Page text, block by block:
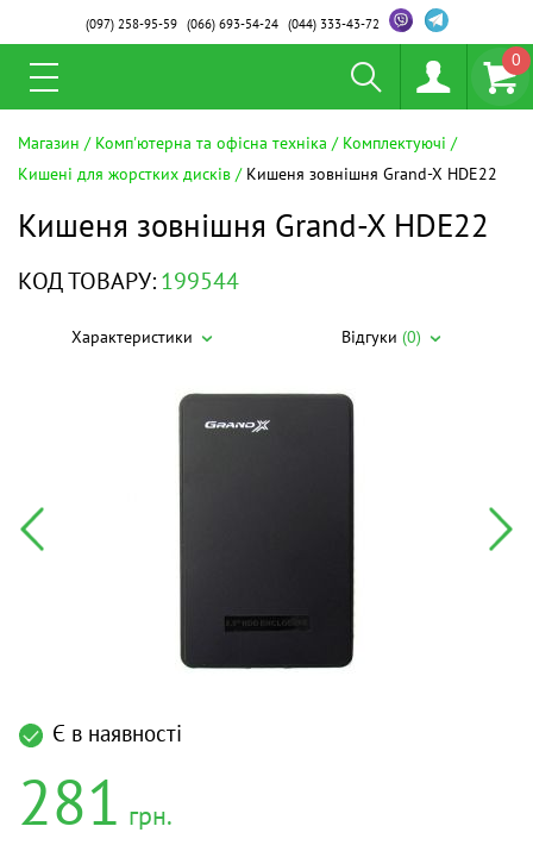
(097)258-95-59 (066)693-54-24 (044)333-43-72
0
Магазин Комп'ютерна та офісна техніка
Комплектуючі
Кишені для жорстких дисків
Кишеня зовнішня Grand-X HDE22
Кишеня зовнішня Grand-X HDE22
КОД ТОВАРУ:199544
Характеристики Відгуки (0)
Є в наявності
281 грн.